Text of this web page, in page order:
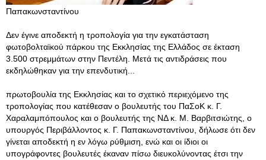
Παπακωνσταντίνου
Δεν έγινε αποδεκτή η τροπολογία για την εγκατάσταση
φωτοβολταϊκού πάρκου της Εκκλησίας της Ελλάδος σε έκταση
3.500 στρεμμάτων στην Πεντέλη. Μετά τις αντιδράσεις που
εκδηλώθηκαν για την επενδυτική...
πρωτοβουλία της Εκκλησίας και το σχετικό περιεχόμενο της
τροπολογίας που κατέθεσαν ο βουλευτής του ΠαΣοΚ κ. Γ.
Χαραλαμπόπουλος και ο βουλευτής της ΝΔ κ. Μ. Βαρβιτσιώτης, ο
υπουργός Περιβάλλοντος κ. Γ. Παπακωνσταντίνου, δήλωσε ότι δεν
γίνεται αποδεκτή η εν λόγω ρύθμιση, ενώ και οι ίδιοι οι
υπογράφοντες βουλευτές έκαναν πίσω διευκολύνοντας έτσι την